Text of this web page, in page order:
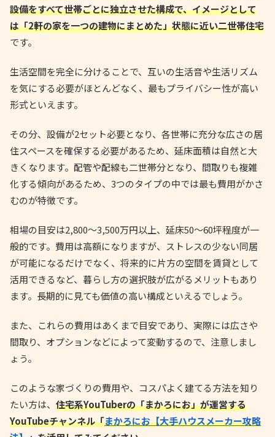
設備をすべて世帯ごとに独立させた構成で、イメージとして
は「2軒の家を一つの建物にまとめた」状態に近い二世帯住宅
です。
生活空間を完全に分けることで、互いの生活音や生活リズム
を気にする必要がほとんどなく、最もプライバシー性が高い
形式といえます。
その分、設備が2セット必要となり、各世帯に充分な広さの居
住スペースを確保する必要があるため、延床面積は自然と大
きくなります。配管や配線も二世帯分となり、間取りも複雑
化する傾向があるため、3つのタイプの中では最も費用がかさ
むのが特徴です。
相場の目安は2,800〜3,500万円以上、延床50〜60坪程度が一
般的です。費用は高額になりますが、ストレスの少ない同居
が可能になるだけでなく、将来的に片方の空間を賃貸として
活用できるなど、暮らし方の選択肢が広がるメリットもあり
ます。長期的に見ても価値の高い構成といえるでしょう。
また、これらの費用はあくまで目安であり、実際には広さや
間取り、オプションなどによって変動するので、注意しまし
ょう。
このような家づくりの費用や、コスパよく建てる方法を知り
たい方は、 住宅系YouTuberの「まかろにお」が運営する
YouTubeチャンネル「まかろにお【大手ハウスメーカー攻略